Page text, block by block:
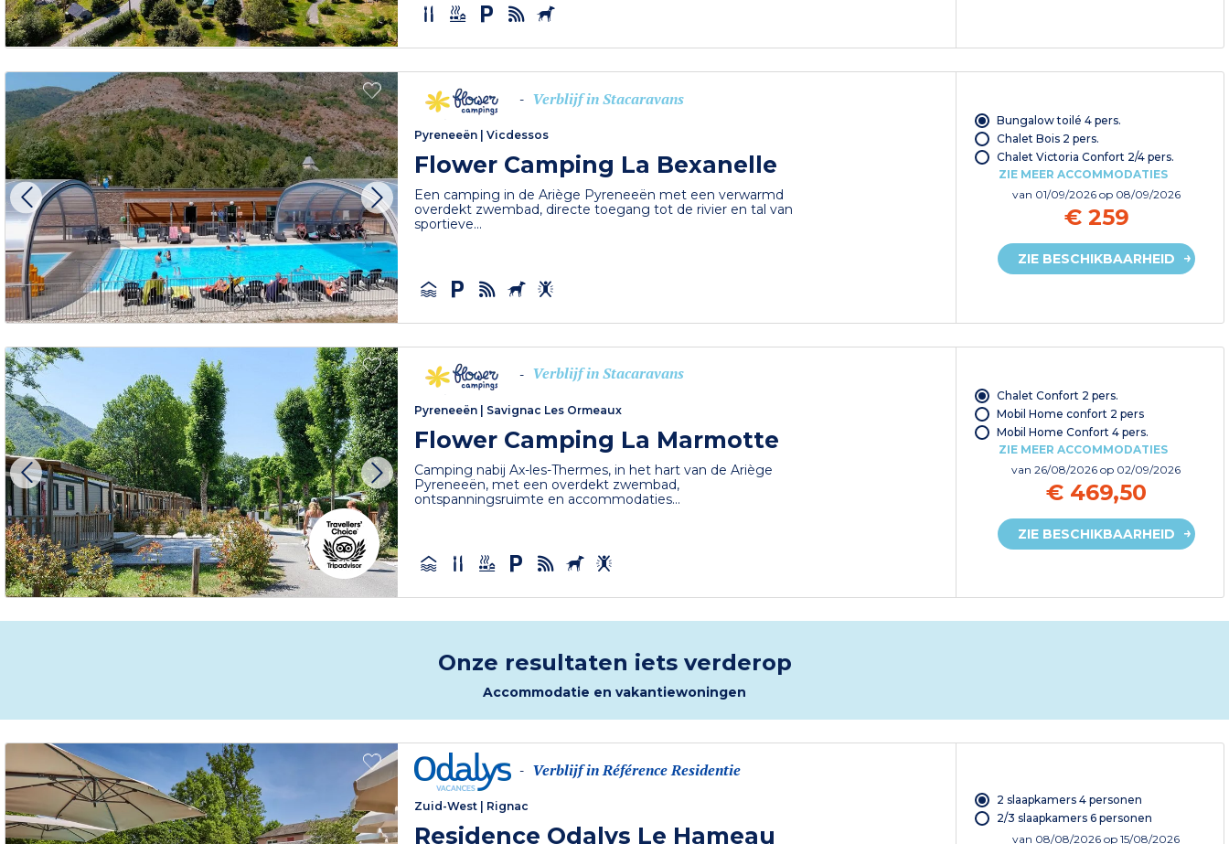
- Verblijf in Stacaravans
Pyreneeën |Vicdessos
Flower Camping La Bexanelle
Een camping in de Ariège Pyreneeën met een verwarmd
overdekt zwembad, directe toegang tot de rivier en tal van
sportieve...
Bungalow toilé 4 pers.
Chalet Bois 2 pers.
Chalet Victoria Confort 2/4 pers.
ZIE MEER ACCOMMODATIES
van 01/09/2026 op 08/09/2026
€ 259
ZIE BESCHIKBAARHEID
- Verblijf in Stacaravans
Pyreneeën Savignac Les Ormeaux
Flower Camping La Marmotte
Camping nabij Ax-les-Thermes, in het hart van de Ariège
Pyreneeën, met een overdekt zwembad,
ontspanningsruimte en accommodaties...
Chalet Confort 2 pers.
Mobil Home confort 2 pers
Mobil Home Confort 4 pers.
ZIE MEER ACCOMMODATIES
van26/08/2026op 02/09/2026
€ 469,50
ZIE BESCHIKBAARHEID
Onze resultaten iets verderop
Accommodatie en vakantiewoningen
- Verblijf in Référence Residentie
Zuid-West Rignac
Residence Odalys Le Hameau
2 slaapkamers 4 personen
2/3 slaapkamers 6 personen
van 08/08/2026op 15/08/2026